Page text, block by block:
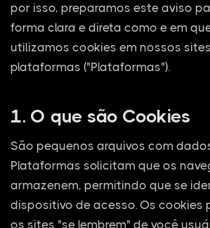
por isso, preparamos este aviso
forma clara e direta como e em
utilizamos cookies em nossos
plataformas ("Plataformas").
1. O que são Cookies
São pequenos arquivos com
Plataformas solicitam que os
armazenem, permitindo que se
dispositivo de acesso. Os cookies
os sites "se lembrem" de você